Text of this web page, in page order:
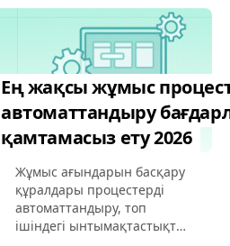
жұмыс ағындарын
оңтайландыруға...
Ең жақсы жұмыс
автоматтандыру
қамтамасыз ету 2026
Жұмыс ағындарын басқару
құралдары процестерді
автоматтандыру, топ
ішіндегі ынтымақтастықты